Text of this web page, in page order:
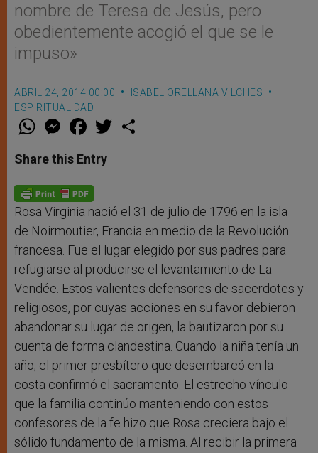
nombre de Teresa de Jesús, pero
obedientemente acogió el que se le
impuso»
ABRIL 24, 2014 00:00
ISABEL ORELLANA VILCHES
ESPIRITUALIDAD
W
t
s
p
p
M
e
s
e
g
e
r
F
a
e
b
o
k
w
Share this Entry
Rosa Virginia nació el 31 de julio de 1796 en la isla
de Noirmoutier, Francia en medio de la Revolución
francesa. Fue el lugar elegido por sus padres para
refugiarse al producirse el levantamiento de La
Vendée. Estos valientes defensores de sacerdotes y
religiosos, por cuyas acciones en su favor debieron
abandonar su lugar de origen, la bautizaron por su
cuenta de forma clandestina. Cuando la niña tenía un
año, el primer presbítero que desembarcó en la
costa confirmó el sacramento. El estrecho vínculo
que la familia continúo manteniendo con estos
confesores de la fe hizo que Rosa creciera bajo el
sólido fundamento de la misma. Al recibir la primera